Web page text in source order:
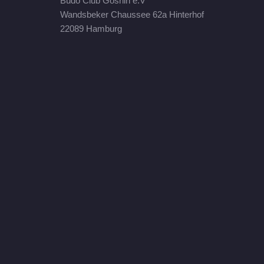
Wandsbeker Chaussee 62a Hinterhof
22089 Hamburg